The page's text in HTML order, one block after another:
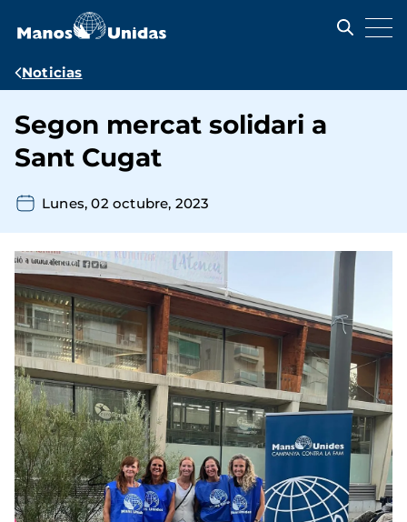
contenido
Ruta
navegación
Noticias
Segon mercat solidari a
Sant Cugat
Lunes, 02 octubre, 2023